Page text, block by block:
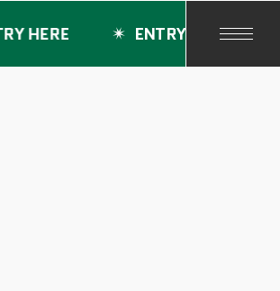
ENTRY HERE ENTRY HERE